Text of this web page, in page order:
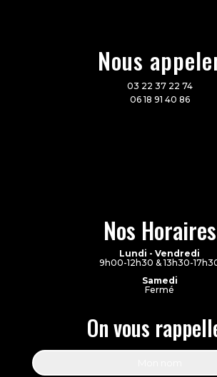
Nous
03 22 37 22 74
06 18 91 40 86
Nos Horaires
Lundi - Vendredi
9h00-12h30 & 13h30-
Samedi
Fermé
On vous